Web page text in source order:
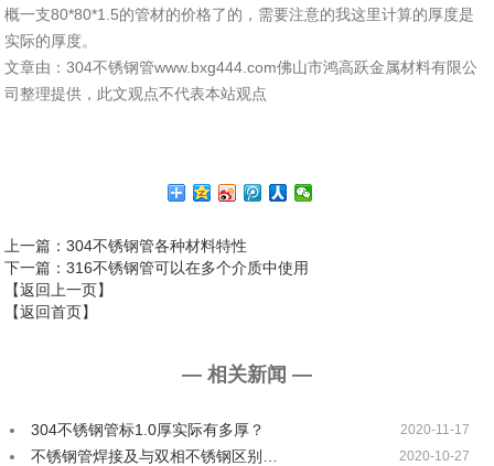
概一支80*80*1.5的管材的价格了的，需要注意的我这里计算的厚度是
实际的厚度。
文章由：304不锈钢管www.bxg444.com佛山市鸿高跃金属材料有限公
司整理提供，此文观点不代表本站观点
上一篇 ：304不锈钢管各种材料特性
下一篇 ：316不锈钢管可以在多个介质中使用
【返回上一页】
【返回首页】
— 相关新闻 —
304不锈钢管标1.0厚实际有多厚？ 2020-11-17
不锈钢管焊接及与双相不锈钢区别… 2020-10-27